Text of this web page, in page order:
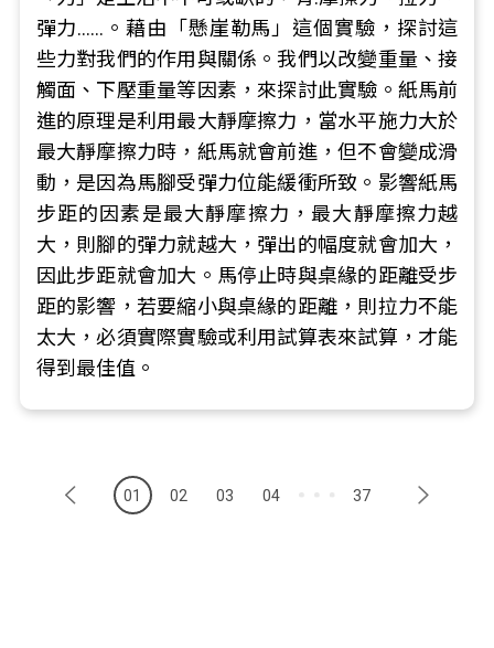
彈力……。藉由「懸崖勒馬」這個實驗，探討這
些力對我們的作用與關係。我們以改變重量、接
觸面、下壓重量等因素，來探討此實驗。紙馬前
進的原理是利用最大靜摩擦力，當水平施力大於
最大靜摩擦力時，紙馬就會前進，但不會變成滑
動，是因為馬腳受彈力位能緩衝所致。影響紙馬
步距的因素是最大靜摩擦力，最大靜摩擦力越
大，則腳的彈力就越大，彈出的幅度就會加大，
因此步距就會加大。馬停止時與桌緣的距離受步
距的影響，若要縮小與桌緣的距離，則拉力不能
太大，必須實際實驗或利用試算表來試算，才能
得到最佳值。
01 02 03 04 37